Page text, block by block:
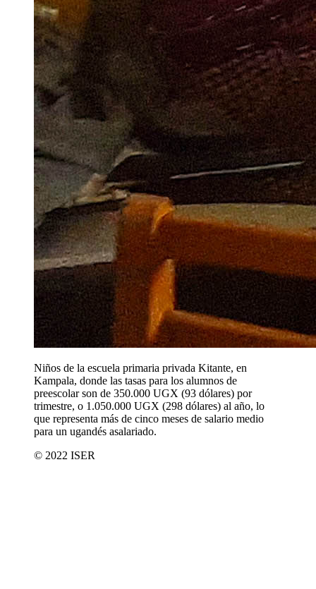
Niños de la escuela primaria privada Kitante, en
Kampala, donde las tasas para los alumnos de
preescolar son de 350.000 UGX (93 dólares) por
trimestre, o 1.050.000 UGX (298 dólares) al año, lo
que representa más de cinco meses de salario medio
para un ugandés asalariado.
© 2022 ISER